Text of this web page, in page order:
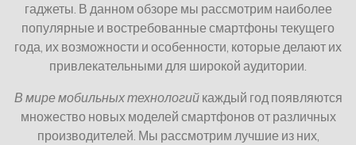
гаджеты. В данном обзоре мы рассмотрим наиболее
популярные и востребованные смартфоны текущего
года, их возможности и особенности, которые делают их
привлекательными для широкой аудитории.
В мире мобильных технологийкаждый год появляются
множество новых моделей смартфонов от различных
производителей. Мы рассмотрим лучшие из них,